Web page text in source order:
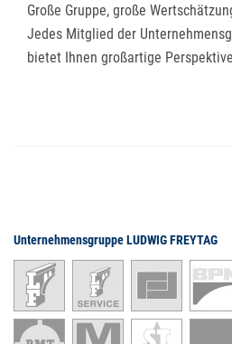
Große Gruppe, große
Jedes Mitglied der
bietet Ihnen großartige
Unternehmensgruppe LUDWIG FREYTAG